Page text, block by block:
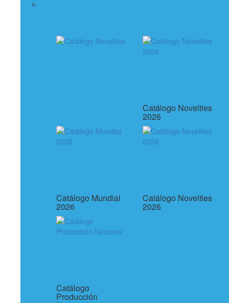
Catálogo Novelties
2026
Catálogo Mundial
2026
Catálogo Novelties
2026
Catálogo
Producción